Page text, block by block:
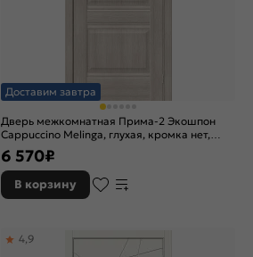
Доставим завтра
Дверь межкомнатная Прима-2 Экошпон
Cappuccino Melinga, глухая, кромка нет,
филенчатая
6 570₽
В корзину
4,9